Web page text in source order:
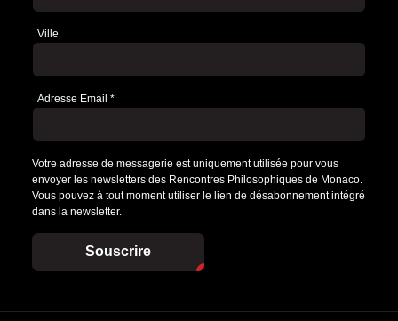
Ville
Adresse Email *
Votre adresse de messagerie est uniquement utilisée pour vous
envoyer les newsletters des Rencontres Philosophiques de Monaco.
Vous pouvez à tout moment utiliser le lien de désabonnement intégré
dans la newsletter.
Souscrire